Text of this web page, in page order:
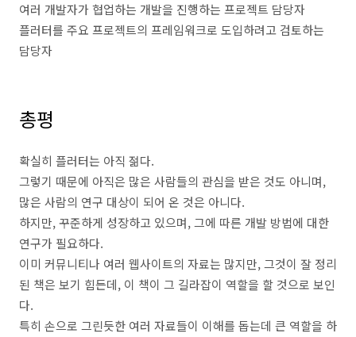
여러 개발자가 협업하는 개발을 진행하는 프로젝트 담당자
플러터를 주요 프로젝트의 프레임워크로 도입하려고 검토하는
담당자
총평
확실히 플러터는 아직 젊다.
그렇기 때문에 아직은 많은 사람들의 관심을 받은 것도 아니며,
많은 사람의 연구 대상이 되어 온 것은 아니다.
하지만, 꾸준하게 성장하고 있으며, 그에 따른 개발 방법에 대한
연구가 필요하다.
이미 커뮤니티나 여러 웹사이트의 자료는 많지만, 그것이 잘 정리
된 책은 보기 힘든데, 이 책이 그 길라잡이 역할을 할 것으로 보인
다.
특히 손으로 그린듯한 여러 자료들이 이해를 돕는데 큰 역할을 하